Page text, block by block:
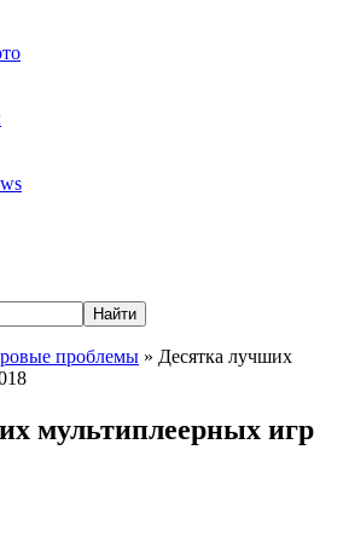
проблемы » Десятка лучших
мультиплеерных игр